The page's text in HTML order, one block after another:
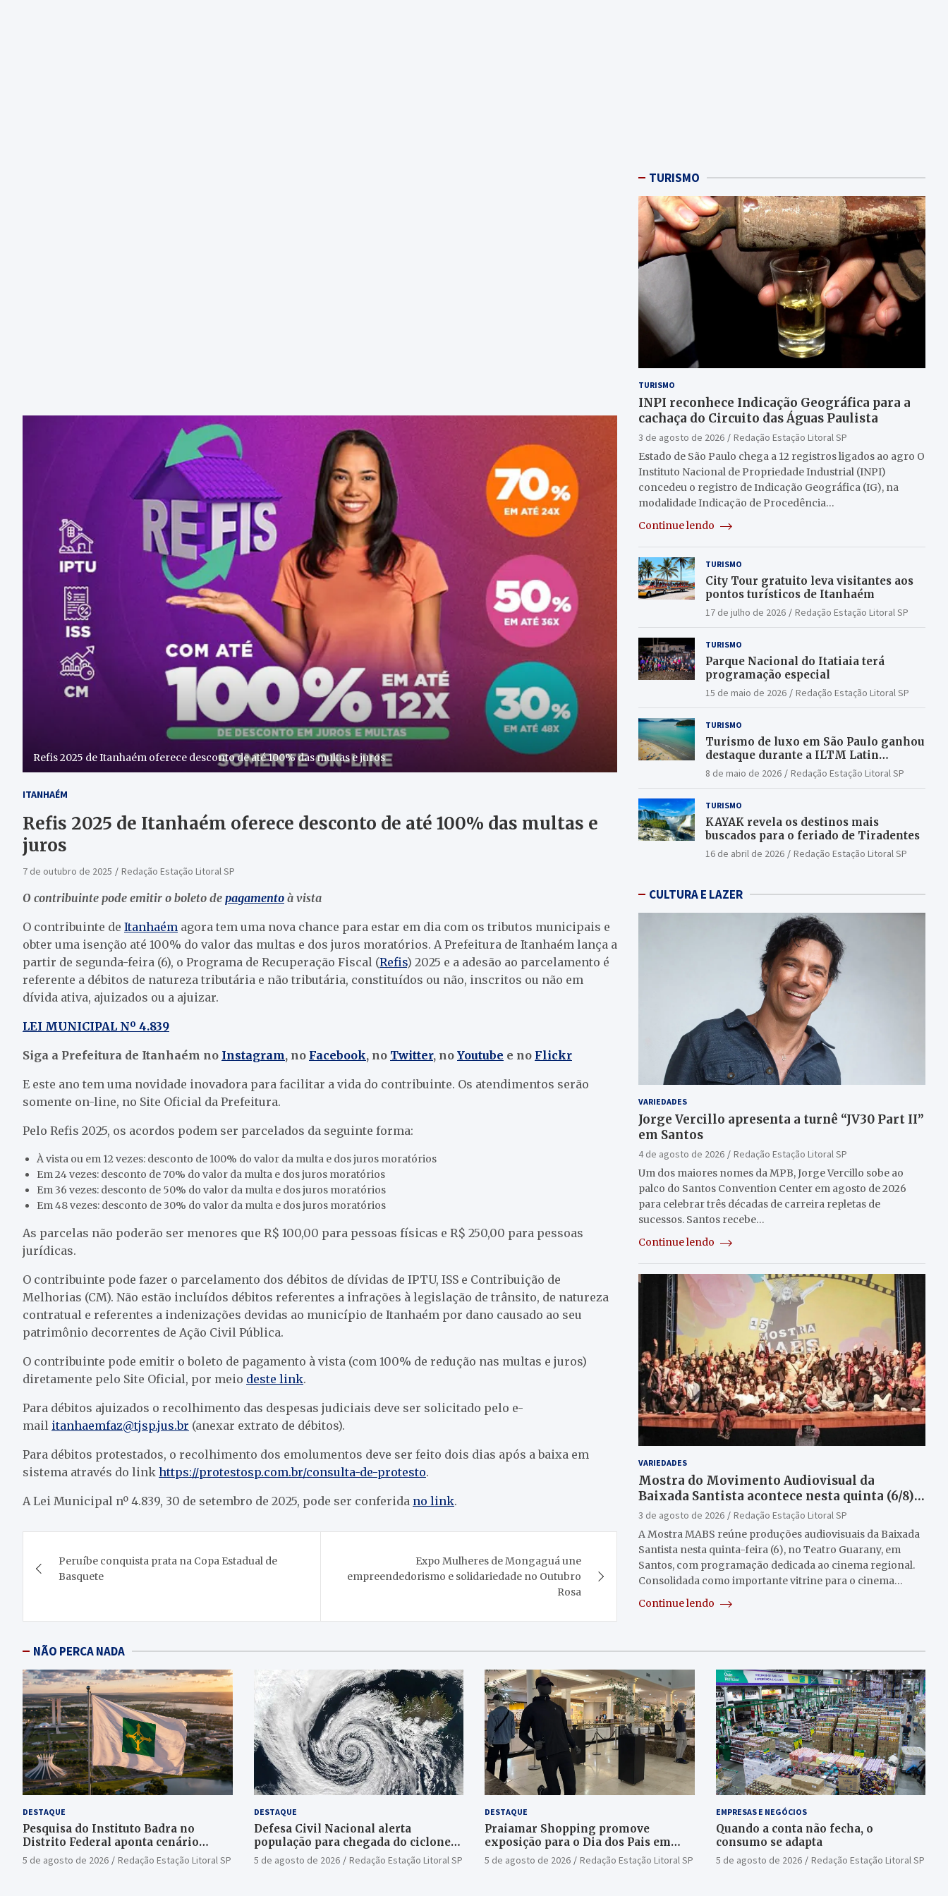
Refis 2025 de Itanhaém oferece desconto de até 100% das multas e juros
ITANHAÉM
Refis 2025 de Itanhaém oferece desconto de até 100% das multas e
juros
7 de outubro de 2025 Redação Estação Litoral SP
O contribuinte pode emitir o boleto de pagamento à vista
O contribuinte de Itanhaém agora tem uma nova chance para estar em dia com os tributos municipais e
obter uma isenção até 100% do valor das multas e dos juros moratórios. A Prefeitura de Itanhaém lança a
partir de segunda-feira (6), o Programa de Recuperação Fiscal (Refis) 2025 e a adesão ao parcelamento é
referente a débitos de natureza tributária e não tributária, constituídos ou não, inscritos ou não em
dívida ativa, ajuizados ou a ajuizar.
LEI MUNICIPAL Nº 4.839
Siga a Prefeitura de Itanhaém no Instagram, no Facebook, no Twitter, no Youtube e no Flickr
E este ano tem uma novidade inovadora para facilitar a vida do contribuinte. Os atendimentos serão
somente on-line, no Site Oficial da Prefeitura.
Pelo Refis 2025, os acordos podem ser parcelados da seguinte forma:
À vista ou em 12 vezes: desconto de 100% do valor da multa e dos juros moratórios
Em 24 vezes: desconto de 70% do valor da multa e dos juros moratórios
Em 36 vezes: desconto de 50% do valor da multa e dos juros moratórios
Em 48 vezes: desconto de 30% do valor da multa e dos juros moratórios
As parcelas não poderão ser menores que R$ 100,00 para pessoas físicas e R$ 250,00 para pessoas
jurídicas.
O contribuinte pode fazer o parcelamento dos débitos de dívidas de IPTU, ISS e Contribuição de
Melhorias (CM). Não estão incluídos débitos referentes a infrações à legislação de trânsito, de natureza
contratual e referentes a indenizações devidas ao município de Itanhaém por dano causado ao seu
patrimônio decorrentes de Ação Civil Pública.
O contribuinte pode emitir o boleto de pagamento à vista (com 100% de redução nas multas e juros)
diretamente pelo Site Oficial, por meio deste link.
Para débitos ajuizados o recolhimento das despesas judiciais deve ser solicitado pelo e-
mail itanhaemfaz@tjsp.jus.br (anexar extrato de débitos).
Para débitos protestados, o recolhimento dos emolumentos deve ser feito dois dias após a baixa em
sistema através do link https://protestosp.com.br/consulta-de-protesto.
A Lei Municipal nº 4.839, 30 de setembro de 2025, pode ser conferida no link.
de
Peruíbe conquista prata na Copa Estadual de
Basquete
Expo Mulheres de Mongaguá une
empreendedorismo e solidariedade no Outubro
Rosa
TURISMO
TURISMO
INPI reconhece Indicação Geográfica para a
cachaça do Circuito das Águas Paulista
3 de agosto de 2026
Redação Estação Litoral SP
Estado de São Paulo chega a 12 registros ligados ao agro O
Instituto Nacional de Propriedade Industrial (INPI)
concedeu o registro de Indicação Geográfica (IG), na
modalidade Indicação de Procedência…
Continue lendo
TURISMO
City Tour gratuito leva visitantes aos
pontos turísticos de Itanhaém
17 de julho de 2026 Redação Estação Litoral SP
TURISMO
Parque Nacional do Itatiaia terá
programação especial
15 de maio de 2026 Redação Estação Litoral SP
TURISMO
Turismo de luxo em São Paulo ganhou
destaque durante a ILTM Latin
America 2026
8 de maio de 2026 Redação Estação Litoral SP
TURISMO
KAYAK revela os destinos mais
buscados para o feriado de Tiradentes
16 de abril de 2026 Redação Estação Litoral SP
CULTURA E LAZER
VARIEDADES
Jorge Vercillo apresenta a turnê “JV30 Part II”
em Santos
4 de agosto de 2026
Redação Estação Litoral SP
Um dos maiores nomes da MPB, Jorge Vercillo sobe ao
palco do Santos Convention Center em agosto de 2026
para celebrar três décadas de carreira repletas de
sucessos. Santos recebe…
Continue lendo
VARIEDADES
Mostra do Movimento Audiovisual da
Baixada Santista acontece nesta quinta (6/8)
no Teatro Guarany
3 de agosto de 2026
Redação Estação Litoral SP
A Mostra MABS reúne produções audiovisuais da Baixada
Santista nesta quinta-feira (6), no Teatro Guarany, em
Santos, com programação dedicada ao cinema regional.
Consolidada como importante vitrine para o cinema…
Continue lendo
NÃO PERCA NADA
DESTAQUE
Pesquisa do Instituto Badra no
Distrito Federal aponta cenário
aberto para o Senado
5 de agosto de 2026 Redação Estação Litoral SP
DESTAQUE
Defesa Civil Nacional alerta
população para chegada do ciclone
bomba
5 de agosto de 2026 Redação Estação Litoral SP
DESTAQUE
Praiamar Shopping promove
exposição para o Dia dos Pais em
Santos
5 de agosto de 2026 Redação Estação Litoral SP
EMPRESAS E NEGÓCIOS
Quando a conta não fecha, o
consumo se adapta
5 de agosto de 2026 Redação Estação Litoral SP